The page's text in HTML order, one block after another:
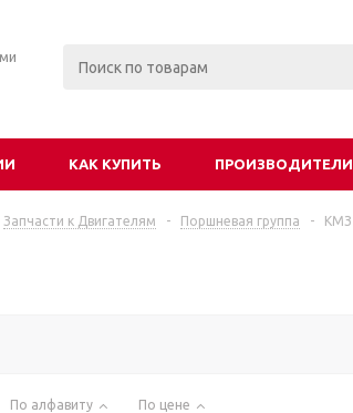
КАК КУПИТЬ ПРОИЗВОДИТЕЛИ
Запчасти к Двигателям - Поршневая группа - КМЗ
По алфавиту По цене